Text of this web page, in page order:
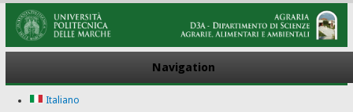
Navigation
Italiano